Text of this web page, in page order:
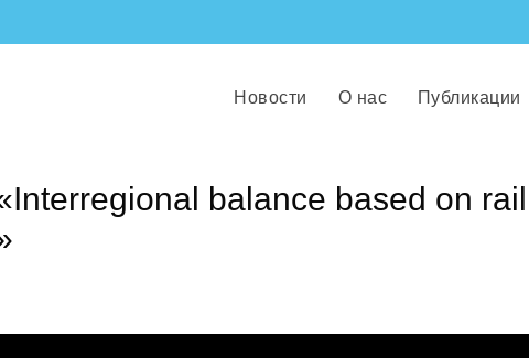
Новости О нас Публикации
balance based on rail